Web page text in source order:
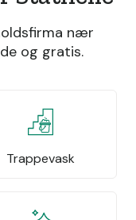
nær
og gratis.
Trappevask